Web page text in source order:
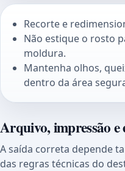
Recorte e
Não estique o rosto
moldura.
Mantenha olhos,
dentro da área
Arquivo, impressão e
A saída correta depende
das regras técnicas do